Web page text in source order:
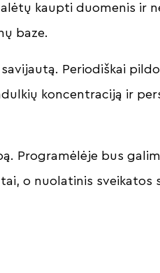
kaupti duomenis ir
baze.
Periodiškai
koncentraciją ir
Programėlėje bus
o nuolatinis sveikatos